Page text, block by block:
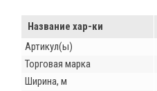
Название хар-ки
Артикул(ы)
Торговая марка
Ширина, м